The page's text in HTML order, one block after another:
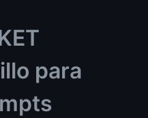
para